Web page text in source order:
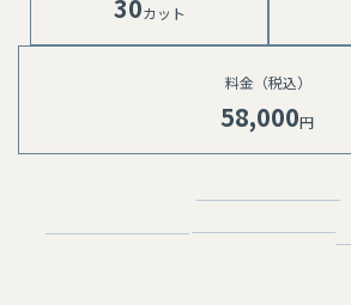
30カット
料金（税込）
58,000円 ⁡